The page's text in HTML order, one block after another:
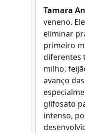
Tamara
veneno.
eliminar
primeiro
diferentes
milho,
avanço
glifosato
intenso,